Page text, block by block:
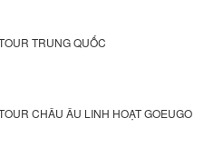
TRUNG QUỐC
CHÂU ÂU LINH HOẠT GOEUGO